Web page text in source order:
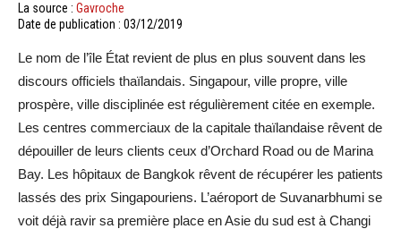
La source : Gavroche
Date de publication : 03/12/2019
Le nom de l’île État revient de plus en plus souvent dans les
discours officiels thaïlandais. Singapour, ville propre, ville
prospère, ville disciplinée est régulièrement citée en exemple.
Les centres commerciaux de la capitale thaïlandaise rêvent de
dépouiller de leurs clients ceux d’Orchard Road ou de Marina
Bay. Les hôpitaux de Bangkok rêvent de récupérer les patients
lassés des prix Singapouriens. L’aéroport de Suvanarbhumi se
voit déjà ravir sa première place en Asie du sud est à Changi